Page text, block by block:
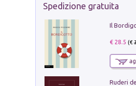
Spedizione gratuita
Il
€ 28.5 (€